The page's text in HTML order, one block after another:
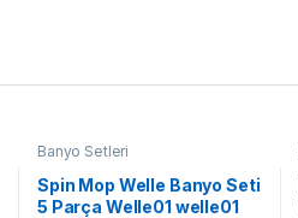
Banyo Setleri
Spin Mop Welle Banyo Seti
5 Parça Welle01 welle01